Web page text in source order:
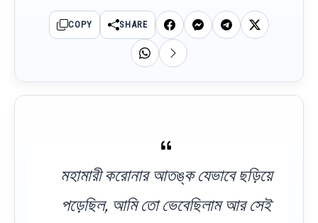
COPY SHARE
মহামারী করোনার আতঙ্ক যেভাবে ছড়িয়ে
পড়েছিল, আমি তো ভেবেছিলাম আর সেই